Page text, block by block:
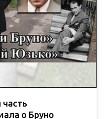
о Бруно